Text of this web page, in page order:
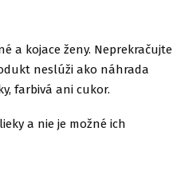
a kojace ženy. Neprekračujte
neslúži ako náhrada
farbivá ani cukor.
a nie je možné ich